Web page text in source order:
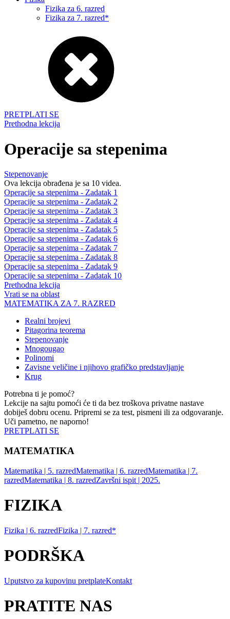
Fizika za 6. razred
Fizika za 7. razred*
PRETPLATI SE
Prethodna lekcija
Operacije sa stepenima
Stepenovanje
Ova lekcija obrađena je sa 10 videa.
Operacije sa stepenima - Zadatak 1
Operacije sa stepenima - Zadatak 2
Operacije sa stepenima - Zadatak 3
Operacije sa stepenima - Zadatak 4
Operacije sa stepenima - Zadatak 5
Operacije sa stepenima - Zadatak 6
Operacije sa stepenima - Zadatak 7
Operacije sa stepenima - Zadatak 8
Operacije sa stepenima - Zadatak 9
Operacije sa stepenima - Zadatak 10
Prethodna lekcija
Vrati se na oblast
MATEMATIKA ZA 7. RAZRED
Realni brojevi
Pitagorina teorema
Stepenovanje
Mnogougao
Polinomi
Zavisne veličine i njihovo grafičko predstavljanje
Krug
Potrebna ti je pomoć?
Lekcije na sajtu pomoći će ti da bez troškova privatne nastave
dobiješ dobru ocenu. Pripremi se za test, pismeni ili za odgovaranje.
Uči pametno, ne naporno!
PRETPLATI SE
MATEMATIKA
Matematika | 5. razredMatematika | 6. razredMatematika | 7.
razredMatematika | 8. razredZavršni ispit | 2025.
FIZIKA
Fizika | 6. razredFizika | 7. razred*
PODRŠKA
Uputstvo za kupovinu pretplateKontakt
PRATITE NAS